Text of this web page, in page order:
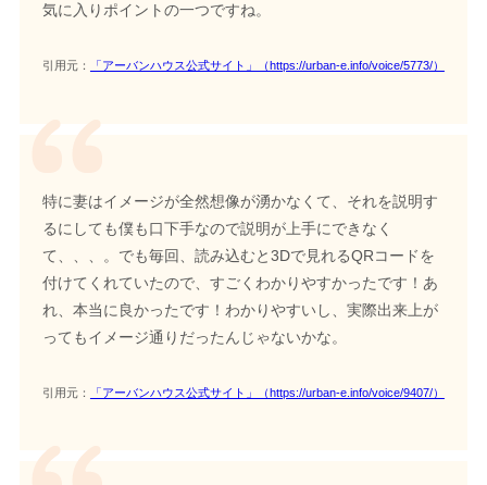
気に入りポイントの一つですね。
引用元： 「アーバンハウス公式サイト」（https://urban-e.info/voice/5773/）
特に妻はイメージが全然想像が湧かなくて、それを説明す
るにしても僕も口下手なので説明が上手にできなく
て、、、。でも毎回、読み込むと3Dで見れるQRコードを
付けてくれていたので、すごくわかりやすかったです！あ
れ、本当に良かったです！わかりやすいし、実際出来上が
ってもイメージ通りだったんじゃないかな。
引用元： 「アーバンハウス公式サイト」（https://urban-e.info/voice/9407/）